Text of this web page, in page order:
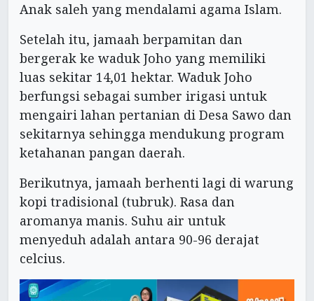
Anak saleh yang mendalami agama Islam.
Setelah itu, jamaah berpamitan dan
bergerak ke waduk Joho yang memiliki
luas sekitar 14,01 hektar. Waduk Joho
berfungsi sebagai sumber irigasi untuk
mengairi lahan pertanian di Desa Sawo dan
sekitarnya sehingga mendukung program
ketahanan pangan daerah.
Berikutnya, jamaah berhenti lagi di warung
kopi tradisional (tubruk). Rasa dan
aromanya manis. Suhu air untuk
menyeduh adalah antara 90-96 derajat
celcius.